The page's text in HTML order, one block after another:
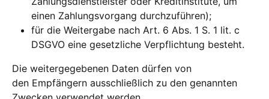
einen Zahlungsvorgang durchzuführen);
für die Weitergabe nach Art. 6 Abs. 1 S. 1 lit. c
DSGVO eine gesetzliche Verpflichtung besteht.
Die weitergegebenen Daten dürfen von
den Empfängern ausschließlich zu den genannten